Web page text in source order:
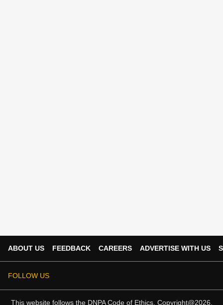
ABOUT US FEEDBACK CAREERS ADVERTISE WITH US
FOLLOW US
This website follows the DNPA Code of Ethics. Copyright@2026.